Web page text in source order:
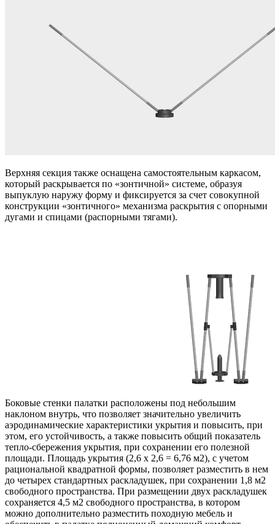
Верхняя секция также оснащена самостоятельным каркасом,
который раскрывается по «зонтичной» системе, образуя
выпуклую наружу форму и фиксируется за счет совокупной
конструкции «зонтичного» механизма раскрытия с опорными
дугами и спицами (распорными тягами).
Боковые стенки палатки расположены под небольшим
наклоном внутрь, что позволяет значительно увеличить
аэродинамические характеристики укрытия и повысить, при
этом, его устойчивость, а также повысить общий показатель
тепло-сбережения укрытия, при сохранении его полезной
площади. Площадь укрытия (2,6 х 2,6 = 6,76 м2), с учетом
рациональной квадратной формы, позволяет разместить в нем
до четырех стандартных раскладушек, при сохранении 1,8 м2
свободного пространства. При размещении двух раскладушек
сохраняется 4,5 м2 свободного пространства, в котором
можно дополнительно разместить походную мебель и